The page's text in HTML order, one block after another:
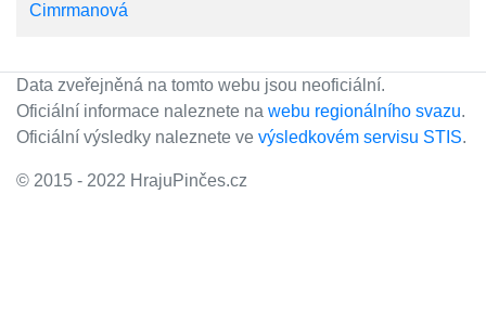
Cimrmanová
Data zveřejněná na tomto webu jsou neoficiální.
Oficiální informace naleznete na webu regionálního svazu.
Oficiální výsledky naleznete ve výsledkovém servisu STIS.
© 2015 - 2022 HrajuPinčes.cz